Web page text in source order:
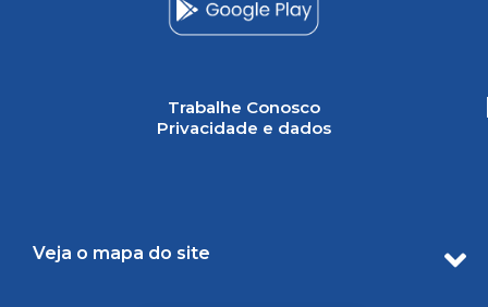
Trabalhe Conosco
Privacidade e dados
Veja o mapa do site